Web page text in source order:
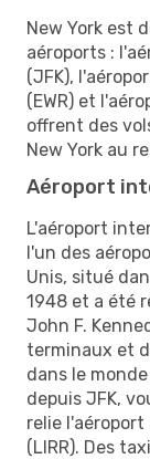
New York est
aéroports :
(JFK),
(EWR) et
offrent des
New York au
Aéroport
L'aéroport
l'un des
Unis, situé
1948 et a été
John F.
terminaux et
dans le
depuis JFK,
relie l'aéroport
(LIRR). Des